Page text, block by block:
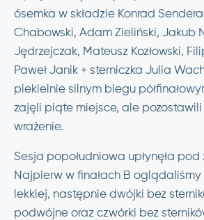
ósemka w składzie Konrad
Chabowski, Adam Zieliński, Jakub
Jędrzejczak, Mateusz Kozłowski,
Paweł Janik + sterniczka Julia
piekielnie silnym biegu
zajęli piąte miejsce, ale
wrażenie.
Sesja popołudniowa upłynęła pod
Najpierw w finałach B
lekkiej, następnie dwójki bez
podwójne oraz czwórki bez